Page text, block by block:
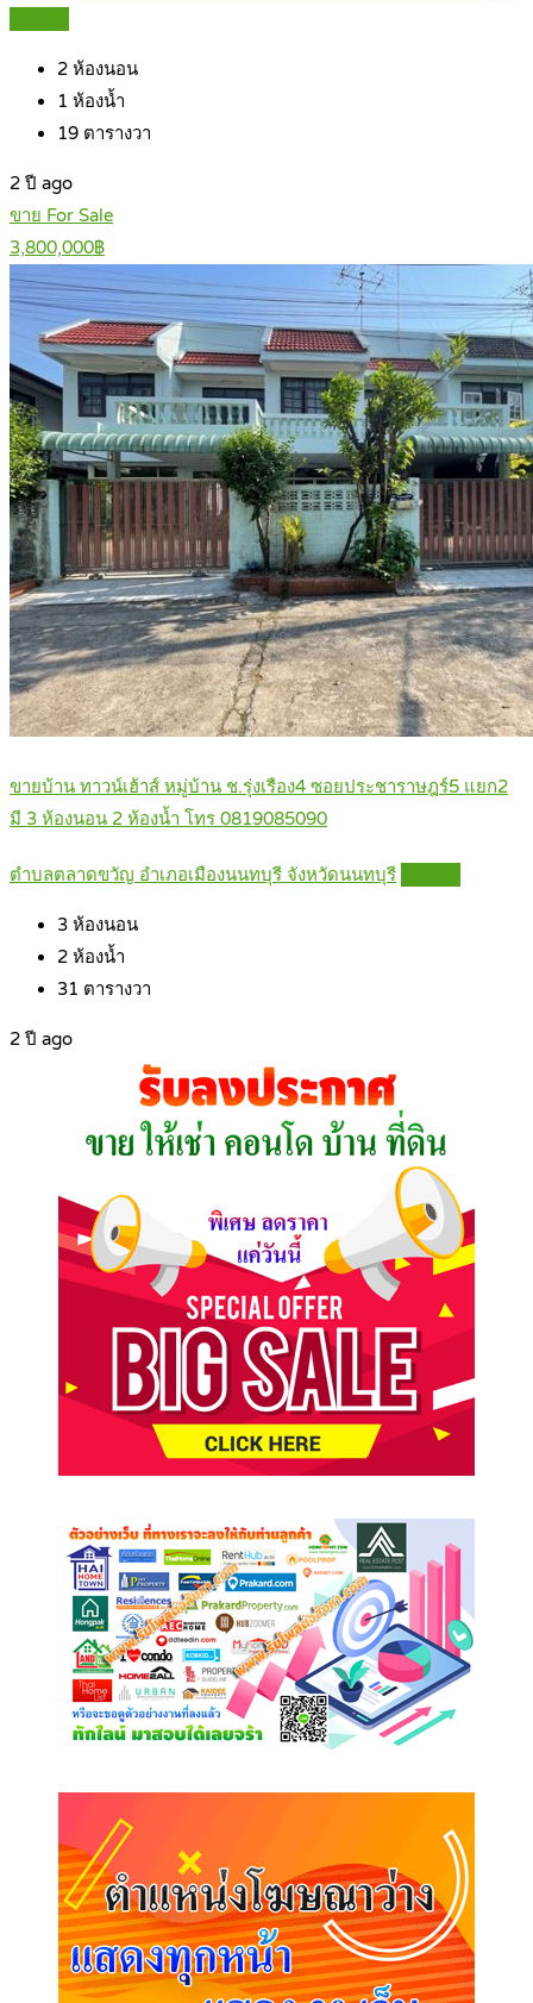
2 ห้องนอน
1 ห้องน้ำ
19 ตารางวา
2 ปี ago
ขาย For Sale
3,800,000฿
ขายบ้าน ทาวน์เฮ้าส์ หมู่บ้าน ช.รุ่งเรือง4 ซอยประชาราษฎร์5 แยก2
มี 3 ห้องนอน 2 ห้องน้ำ โทร 0819085090
ตำบลตลาดขวัญ อำเภอเมืองนนทบุรี จังหวัดนนทบุรี
3 ห้องนอน
2 ห้องน้ำ
31 ตารางวา
2 ปี ago